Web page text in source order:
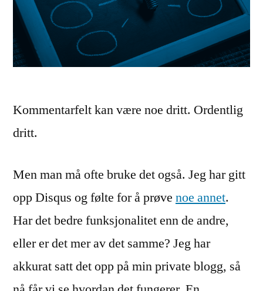
Kommentarfelt kan være noe dritt. Ordentlig
dritt.
Men man må ofte bruke det også. Jeg har gitt
opp Disqus og følte for å prøve noe annet.
Har det bedre funksjonalitet enn de andre,
eller er det mer av det samme? Jeg har
akkurat satt det opp på min private blogg, så